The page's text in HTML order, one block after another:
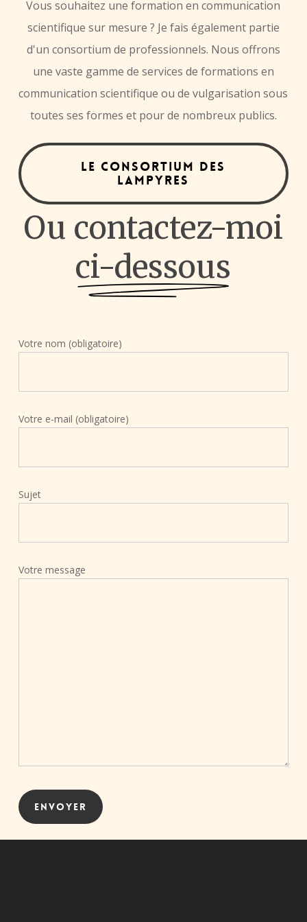
être ?
Quelles sont les différentes parties du cerveau
apprendre à mieux contrôler ses peurs et à
favoriser des états de bien-être.
différents outils et exercices et d’apprendre par
Plus d’informations sur Pro Senectute
Thème abordés :
Manifestations, identiﬁcation et acceptation
des biais cognitifs dans la vie quotidienne
Développement de stratégies pour une
communication plus consciente et
Neuroanatomie et psychologie de base
Vous souhaitez une formation en communication
scientifique sur mesure ? Je fais également partie
d'un consortium de professionnels. Nous offrons
une vaste gamme de services de formations en
communication scientifique ou de vulgarisation sous
toutes ses formes et pourde nombreux publics.
Le consortium des
Lampyres
Ou contactez-moi
ci-dessous
Votre nom (obligatoire)
Votre e-mail (obligatoire)
Sujet
Votre message